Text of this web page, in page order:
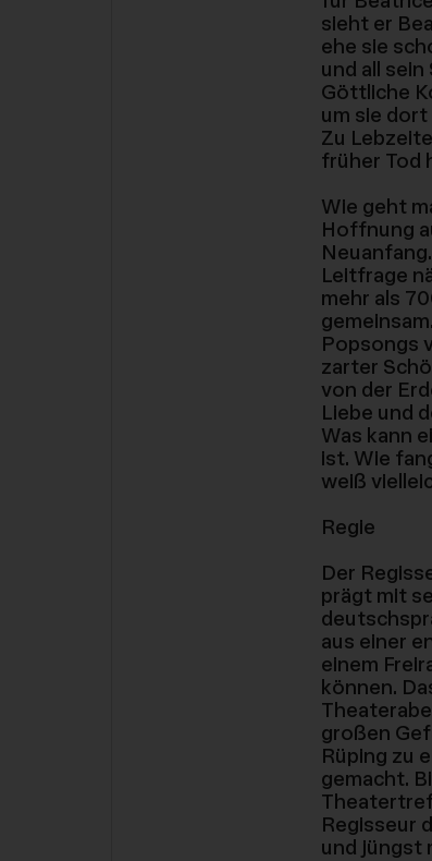
sieht er
ehe sie
und all
Göttliche
um sie
Zu
früher Tod
Wie geht
Hoffnung
Leitfrage
mehr als
Popsongs
zarter
von der
Liebe und
Was kann
ist. Wie
weiß
Regie
Der
prägt mit
aus einer
einem
können.
großen
Rüping zu
gemacht.
Regisseur
und jüngst